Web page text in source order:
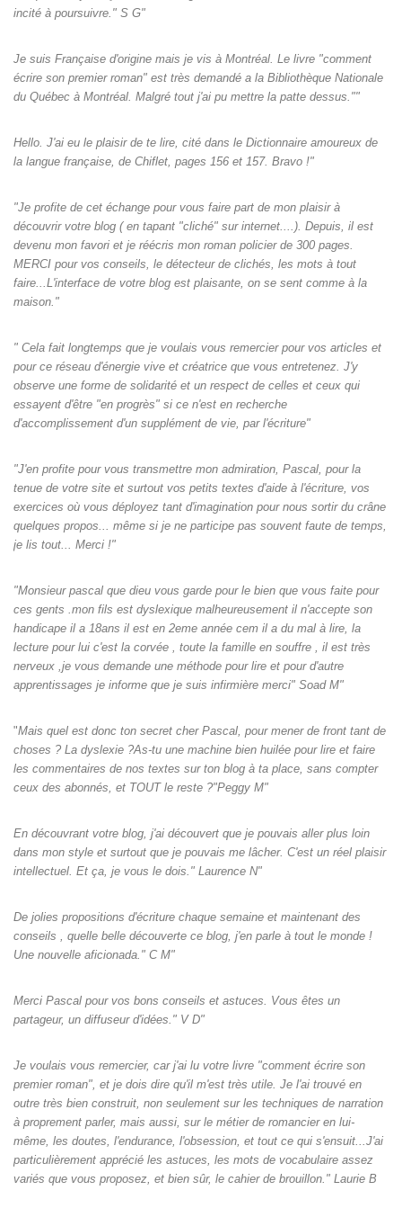
incité à poursuivre." S G"
Je suis Française d'origine mais je vis à Montréal. Le livre "comment
écrire son premier roman" est très demandé a la Bibliothèque Nationale
du Québec à Montréal. Malgré tout j'ai pu mettre la patte dessus.""
Hello. J'ai eu le plaisir de te lire, cité dans le Dictionnaire amoureux de
la langue française, de Chiflet, pages 156 et 157. Bravo !"
"Je profite de cet échange pour vous faire part de mon plaisir à
découvrir votre blog ( en tapant "cliché" sur internet....). Depuis, il est
devenu mon favori et je réécris mon roman policier de 300 pages.
MERCI pour vos conseils, le détecteur de clichés, les mots à tout
faire...L'interface de votre blog est plaisante, on se sent comme à la
maison."
" Cela fait longtemps que je voulais vous remercier pour vos articles et
pour ce réseau d'énergie vive et créatrice que vous entretenez. J'y
observe une forme de solidarité et un respect de celles et ceux qui
essayent d'être "en progrès" si ce n'est en recherche
d'accomplissement d'un supplément de vie, par l'écriture"
"J'en profite pour vous transmettre mon admiration, Pascal, pour la
tenue de votre site et surtout vos petits textes d'aide à l'écriture, vos
exercices où vous déployez tant d'imagination pour nous sortir du crâne
quelques propos... même si je ne participe pas souvent faute de temps,
je lis tout... Merci !"
"Monsieur pascal que dieu vous garde pour le bien que vous faite pour
ces gents .mon fils est dyslexique malheureusement il n'accepte son
handicape il a 18ans il est en 2eme année cem il a du mal à lire, la
lecture pour lui c'est la corvée , toute la famille en souffre , il est très
nerveux ,je vous demande une méthode pour lire et pour d'autre
apprentissages je informe que je suis infirmière merci" Soad M"
"Mais quel est donc ton secret cher Pascal, pour mener de front tant de
choses ? La dyslexie ?As-tu une machine bien huilée pour lire et faire
les commentaires de nos textes sur ton blog à ta place, sans compter
ceux des abonnés, et TOUT le reste ?"Peggy M"
En découvrant votre blog, j'ai découvert que je pouvais aller plus loin
dans mon style et surtout que je pouvais me lâcher. C'est un réel plaisir
intellectuel. Et ça, je vous le dois." Laurence N"
De jolies propositions d'écriture chaque semaine et maintenant des
conseils , quelle belle découverte ce blog, j'en parle à tout le monde !
Une nouvelle aficionada." C M"
Merci Pascal pour vos bons conseils et astuces. Vous êtes un
partageur, un diffuseur d'idées." V D"
Je voulais vous remercier, car j'ai lu votre livre "comment écrire son
premier roman", et je dois dire qu'il m'est très utile. Je l'ai trouvé en
outre très bien construit, non seulement sur les techniques de narration
à proprement parler, mais aussi, sur le métier de romancier en lui-
même, les doutes, l'endurance, l'obsession, et tout ce qui s'ensuit...J'ai
particulièrement apprécié les astuces, les mots de vocabulaire assez
variés que vous proposez, et bien sûr, le cahier de brouillon." Laurie B